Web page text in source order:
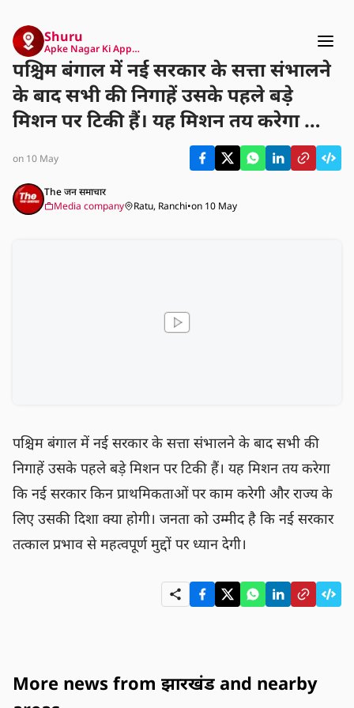
Shuru
Apke Nagar Ki App…
पश्चिम बंगाल में नई सरकार के सत्ता संभालने
के बाद सभी की निगाहें उसके पहले बड़े
मिशन पर टिकी हैं। यह मिशन तय करेगा कि
नई सरकार किन प्राथमिकताओं पर काम
करेगी और राज्य के लिए उसकी दिशा क्या
होगी। जनता को उम्मीद है कि नई सरकार
तत्काल प्रभाव से महत्वपूर्ण मुद्दों पर ध्यान
on 10 May
The जन समाचार
Media company
Ratu, Ranchi•on 10 May
पश्चिम बंगाल में नई सरकार के सत्ता संभालने के बाद सभी की
निगाहें उसके पहले बड़े मिशन पर टिकी हैं। यह मिशन तय करेगा
कि नई सरकार किन प्राथमिकताओं पर काम करेगी और राज्य के
लिए उसकी दिशा क्या होगी। जनता को उम्मीद है कि नई सरकार
तत्काल प्रभाव से महत्वपूर्ण मुद्दों पर ध्यान देगी।
More news from झारखंड and nearby